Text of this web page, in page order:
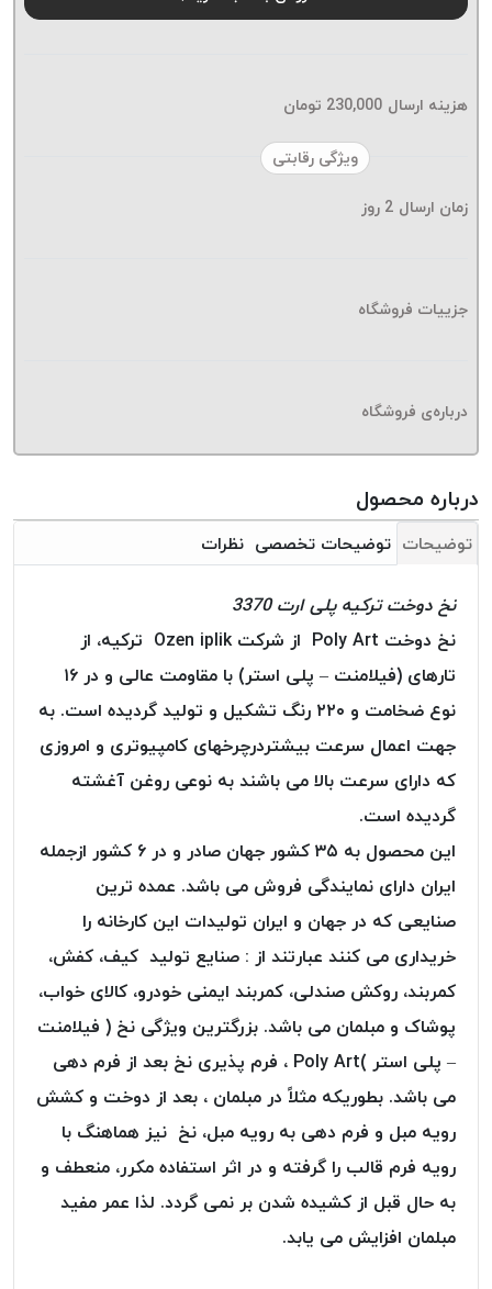
نخ
بدون
زتا
نخ
امگا
بافت
بدون
موم
KORD
نخ
توری
نخ
توری
پلیسه
کرد
OMEGA
نخ
توری
پلیسه
پلاس
PPLUS
نخ
توری
پلیسه
بتا
KORD
BETA
دوک
ویژگی رقابتی
هزینه ارسال 230,000 تومان
زمان ارسال 2 روز
جزییات فروشگاه
درباره‌ی فروشگاه
درباره محصول
توضیحات توضیحات تخصصی نظرات
نخ دوخت ترکیه پلی ارت 3370
نخ دوخت Poly Art از شرکت Ozen iplik ترکیه، از
تارهای (فیلامنت – پلی استر) با مقاومت عالی و در ۱۶
نوع ضخامت و ۲۲۰ رنگ تشکیل و تولید گردیده است. به
جهت اعمال سرعت بیشتردرچرخهای کامپیوتری و امروزی
که دارای سرعت بالا می باشند به نوعی روغن آغشته
گردیده است.
این محصول به ۳۵ کشور جهان صادر و در ۶ کشور ازجمله
ایران دارای نمایندگی فروش می باشد. عمده ترین
صنایعی که در جهان و ایران تولیدات این کارخانه را
خریداری می کنند عبارتند از : صنایع تولید کیف، کفش،
کمربند، روکش صندلی، کمربند ایمنی خودرو، کالای خواب،
پوشاک و مبلمان می باشد. بزرگترین ویژگی نخ ( فیلامنت
– پلی استر )Poly Art ، فرم پذیری نخ بعد از فرم دهی
می باشد. بطوریکه مثلاً در مبلمان ، بعد از دوخت و کشش
رویه مبل و فرم دهی به رویه مبل، نخ نیز هماهنگ با
رویه فرم قالب را گرفته و در اثر استفاده مکرر، منعطف و
به حال قبل از کشیده شدن بر نمی گردد. لذا عمر مفید
مبلمان افزایش می یابد.